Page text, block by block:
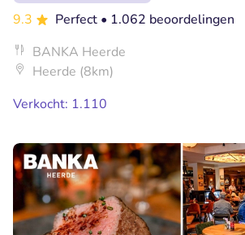
9.3
Perfect • 1.062 beoordelingen
BANKA Heerde
Heerde (8km)
Verkocht: 1.110